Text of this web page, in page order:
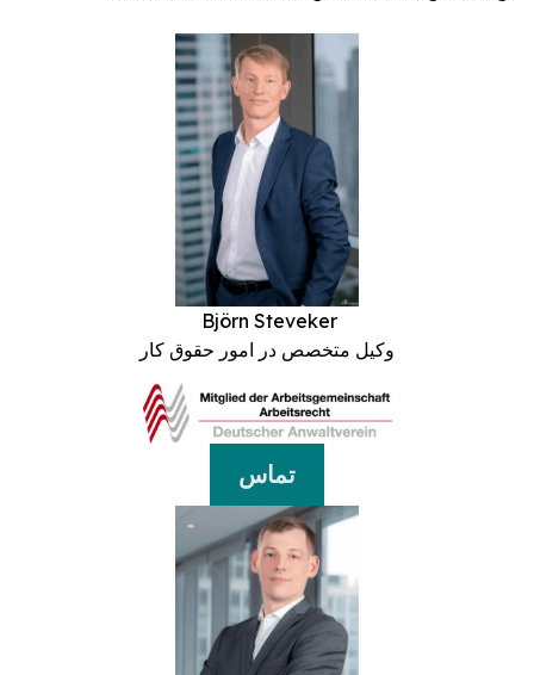
Björn Steveker
وکیل متخصص در امور حقوق کار
تماس